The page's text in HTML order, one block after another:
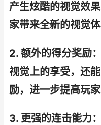
产生炫酷的视觉效
家带来全新的视觉体
2. 额外的得分奖励
视觉上的享受，还
励，进一步提高玩
3. 更强的连击能力